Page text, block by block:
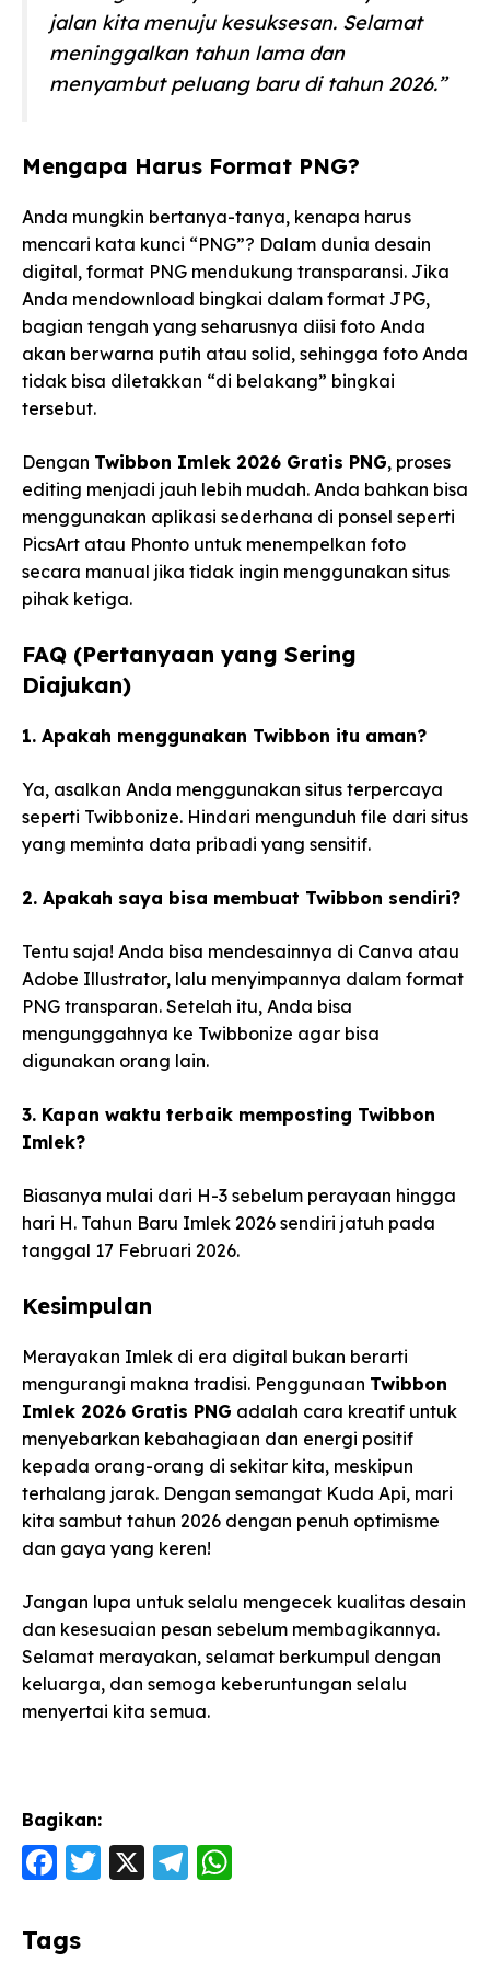
jalan kita menuju kesuksesan. Selamat
meninggalkan tahun lama dan
menyambut peluang baru di tahun 2026.”
Mengapa Harus Format PNG?
Anda mungkin bertanya-tanya, kenapa harus
mencari kata kunci “PNG”? Dalam dunia desain
digital, format PNG mendukung transparansi. Jika
Anda mendownload bingkai dalam format JPG,
bagian tengah yang seharusnya diisi foto Anda
akan berwarna putih atau solid, sehingga foto Anda
tidak bisa diletakkan “di belakang” bingkai
tersebut.
Dengan Twibbon Imlek 2026 Gratis PNG, proses
editing menjadi jauh lebih mudah. Anda bahkan bisa
menggunakan aplikasi sederhana di ponsel seperti
PicsArt atau Phonto untuk menempelkan foto
secara manual jika tidak ingin menggunakan situs
pihak ketiga.
FAQ (Pertanyaan yang Sering
Diajukan)
1. Apakah menggunakan Twibbon itu aman?
Ya, asalkan Anda menggunakan situs terpercaya
seperti Twibbonize. Hindari mengunduh file dari situs
yang meminta data pribadi yang sensitif.
2. Apakah saya bisa membuat Twibbon sendiri?
Tentu saja! Anda bisa mendesainnya di Canva atau
Adobe Illustrator, lalu menyimpannya dalam format
PNG transparan. Setelah itu, Anda bisa
mengunggahnya ke Twibbonize agar bisa
digunakan orang lain.
3. Kapan waktu terbaik memposting Twibbon
Imlek?
Biasanya mulai dari H-3 sebelum perayaan hingga
hari H. Tahun Baru Imlek 2026 sendiri jatuh pada
tanggal 17 Februari 2026.
Kesimpulan
Merayakan Imlek di era digital bukan berarti
mengurangi makna tradisi. Penggunaan Twibbon
Imlek 2026 Gratis PNG adalah cara kreatif untuk
menyebarkan kebahagiaan dan energi positif
kepada orang-orang di sekitar kita, meskipun
terhalang jarak. Dengan semangat Kuda Api, mari
kita sambut tahun 2026 dengan penuh optimisme
dan gaya yang keren!
Jangan lupa untuk selalu mengecek kualitas desain
dan kesesuaian pesan sebelum membagikannya.
Selamat merayakan, selamat berkumpul dengan
keluarga, dan semoga keberuntungan selalu
menyertai kita semua.
Bagikan:
F
c
T
X
T
Tags